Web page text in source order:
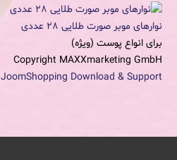
نوارهای موبر صورت طلایی 28 عددی
برای انواع پوست (ویژه)
Copyright MAXXmarketing GmbH
JoomShopping Download & Support